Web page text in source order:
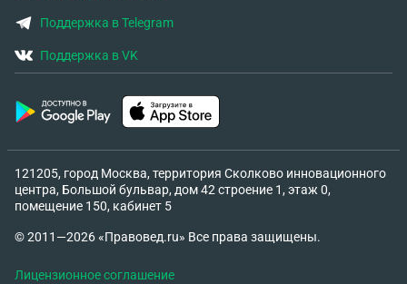
Поддержка в Telegram
Поддержка в VK
121205, город Москва, территория Сколково инновационного
центра, Большой бульвар, дом 42 строение 1, этаж 0,
помещение 150, кабинет 5
© 2011—2026 «Правовед.ru» Все права защищены.
Лицензионное соглашение